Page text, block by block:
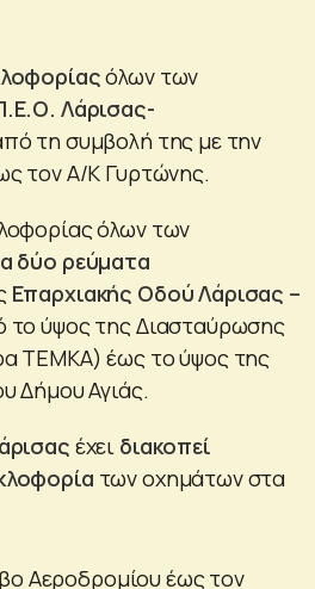
όλων των
Λάρισας-
τη συμβολή της με την
τον Α/Κ Γυρτώνης.
όλων των
δύο ρεύματα
Επαρχιακής Οδού Λάρισας –
το ύψος της Διασταύρωσης
ΤΕΜΚΑ) έως το ύψος της
Δήμου Αγιάς.
έχει διακοπεί
των οχημάτων στα
Αεροδρομίου έως τον